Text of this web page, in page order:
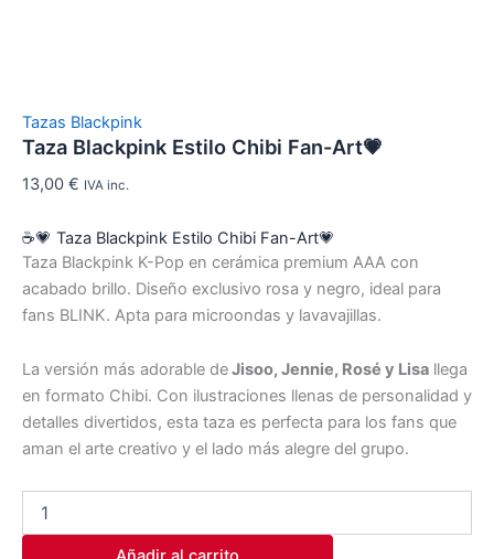
Tazas Blackpink
Taza Blackpink Estilo Chibi Fan-Art💗
13,00 € IVA inc.
☕💗 Taza Blackpink Estilo Chibi Fan-Art💗
Taza Blackpink K-Pop en cerámica premium AAA con
acabado brillo. Diseño exclusivo rosa y negro, ideal para
fans BLINK. Apta para microondas y lavavajillas.
La versión más adorable deJisoo, Jennie, Rosé y Lisa llega
en formato Chibi. Con ilustraciones llenas de personalidad y
detalles divertidos, esta taza es perfecta para los fans que
aman el arte creativo y el lado más alegre del grupo.